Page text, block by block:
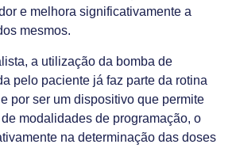
e melhora significativamente a
mesmos.
a utilização da bomba de
pelo paciente já faz parte da rotina
por ser um dispositivo que permite
modalidades de programação, o
na determinação das doses